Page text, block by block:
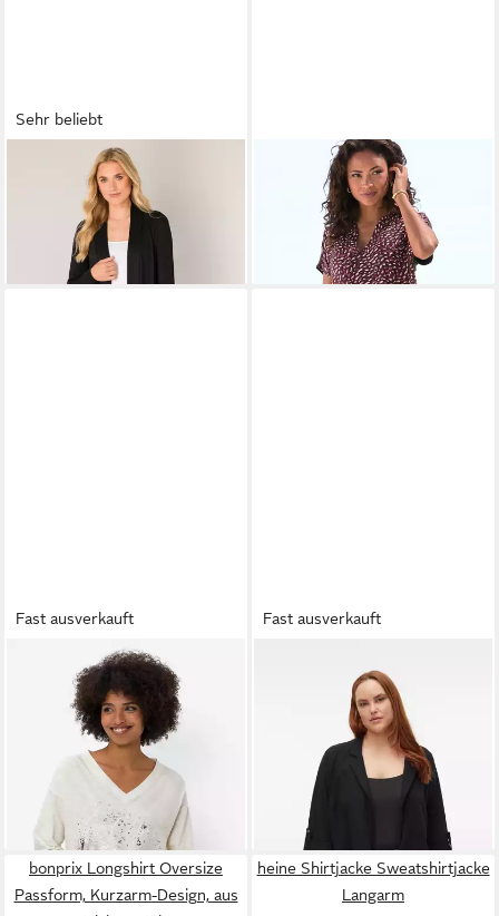
Sehr beliebt
BASE LEVELStrickjacke
Yayla In elastischem Feinstrick
ab 36,99 €
BEACHTIME BY LASCANA
Longshirt aus Materialmix
Fast ausverkauft
T-Shirt Print-Shirt
39,99 €
Fast ausverkauft
VERO MODA CURVE
Kurzblazer VMCJESMILO 3/4
BLAZER WVN GA NOOS
UVP42,99 €
bonprix Longshirt Oversize
Passform, Kurzarm-Design, aus
heine Shirtjacke Sweatshirtjacke
Langarm